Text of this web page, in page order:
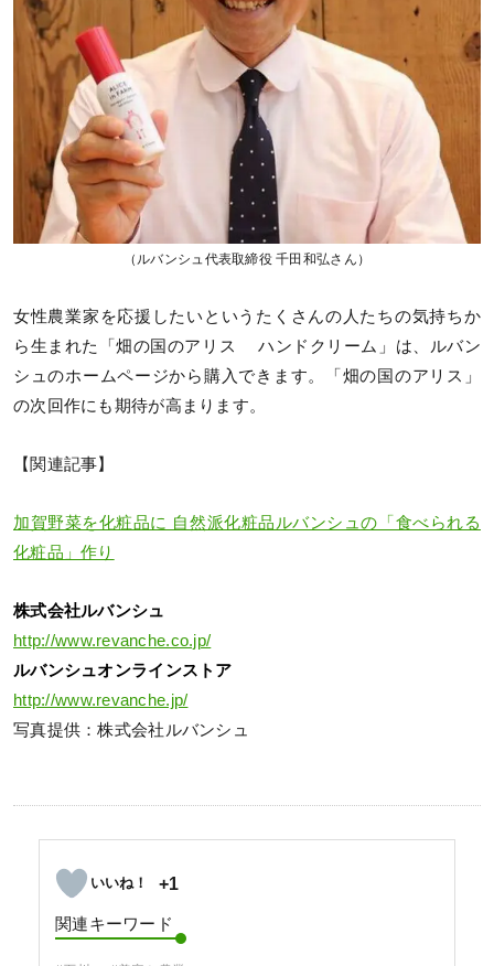
（ルバンシュ代表取締役 千田和弘さん）
女性農業家を応援したいというたくさんの人たちの気持ちか
ら生まれた「畑の国のアリス ハンドクリーム」は、ルバン
シュのホームページから購入できます。「畑の国のアリス」
の次回作にも期待が高まります。
【関連記事】
加賀野菜を化粧品に 自然派化粧品ルバンシュの「食べられる
化粧品」作り
株式会社ルバンシュ
http://www.revanche.co.jp/
ルバンシュオンラインストア
http://www.revanche.jp/
写真提供：株式会社ルバンシュ
+1
関連キーワード